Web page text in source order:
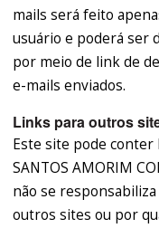
mails será feito
usuário e poderá ser
por meio de link de
e-mails enviados.
Links para outros
Este site pode conter
SANTOS AMORIM
não se
outros sites ou por